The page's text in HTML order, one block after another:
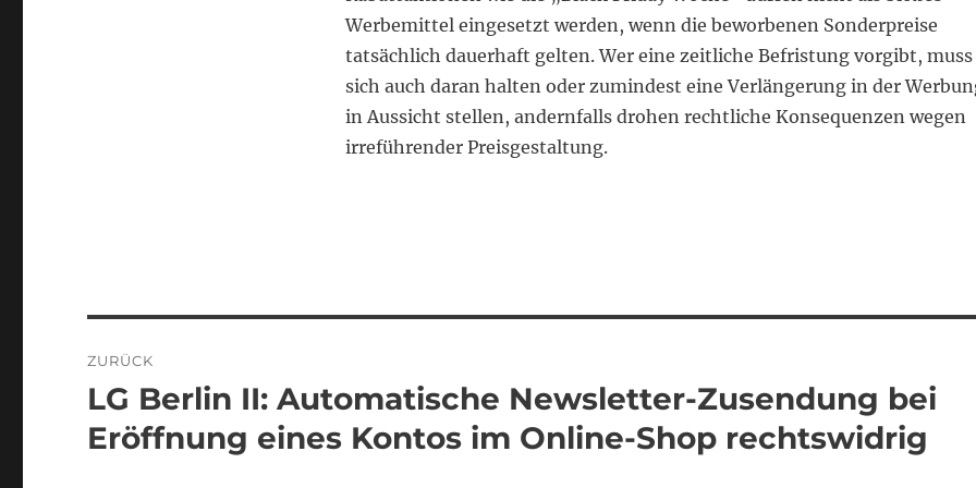
Werbemittel eingesetzt werden, wenn die beworbenen Sonderpreise
tatsächlich dauerhaft gelten. Wer eine zeitliche Befristung vorgibt, muss
sich auch daran halten oder zumindest eine Verlängerung in der
in Aussicht stellen, andernfalls drohen rechtliche Konsequenzen wegen
irreführender Preisgestaltung.
ZURÜCK
Vorheriger
Beitrag:
LG Berlin II: Automatische Newsletter-Zusendung bei
Eröffnung eines Kontos im Online-Shop rechtswidrig